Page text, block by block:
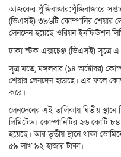
আজকের পুঁজিবাজার:পুঁজিবাজারে
(ডিএসই) ৩৯৬টি কোম্পানির শেয়ার
লেনদেন হয়েছে ওরিয়ন ইনফিউশন
ঢাকা স্টক এক্সচেঞ্জ (ডিএসই) সূত্রে এ
সূত্র মতে, মঙ্গলবার (১৪ অক্টোবর)
শেয়ার লেনদেন হয়েছে। এর ফলে
করে।
লেনদেনের এই তালিকায় দ্বিতীয় স্থানে
লিমিটেড। কোম্পানিটির ২৬ কোটি
হয়েছে। আর তৃতীয় স্থানে থাকা
৫৯ লাখ ৯২ হাজার টাকা।